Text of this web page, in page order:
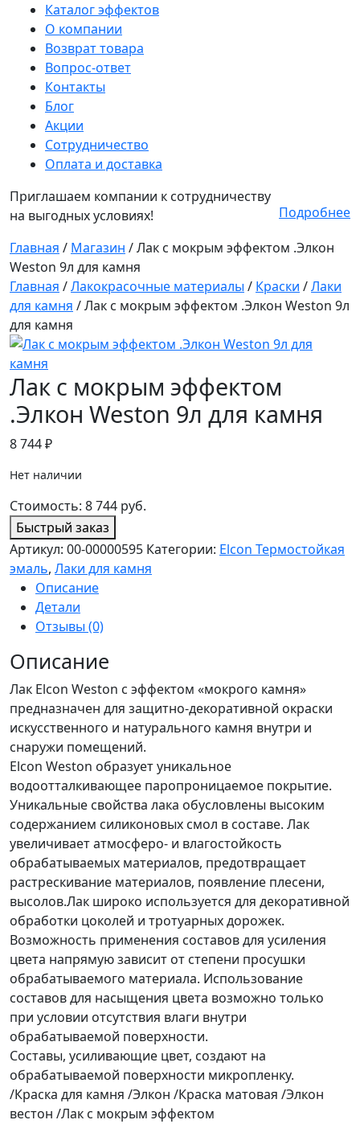
Каталог эффектов
О компании
Возврат товара
Вопрос-ответ
Контакты
Блог
Акции
Сотрудничество
Оплата и доставка
Приглашаем компании к сотрудничеству
на выгодных условиях!
Подробнее
Главная / Магазин /Лак с мокрым эффектом .Элкон
Weston 9л для камня
Главная /Лакокрасочные материалы / Краски /Лаки
для камня / Лак с мокрым эффектом .Элкон Weston 9л
для камня
Лак с мокрым эффектом
.Элкон Weston 9л для камня
8 744₽
Нет наличии
Стоимость: 8 744 руб.
Быстрый заказ
Артикул: 00-00000595 Категории: Elcon Термостойкая
эмаль, Лаки для камня
Описание
Детали
Отзывы (0)
Описание
Лак Elcon Weston с эффектом «мокрого камня»
предназначен для защитно-декоративной окраски
искусственного и натурального камня внутри и
снаружи помещений.
Elcon Weston образует уникальное
водоотталкивающее паропроницаемое покрытие.
Уникальные свойства лака обусловлены высоким
содержанием силиконовых смол в составе. Лак
увеличивает атмосферо- и влагостойкость
обрабатываемых материалов, предотвращает
растрескивание материалов, появление плесени,
высолов.Лак широко используется для декоративной
обработки цоколей и тротуарных дорожек.
Возможность применения составов для усиления
цвета напрямую зависит от степени просушки
обрабатываемого материала. Использование
составов для насыщения цвета возможно только
при условии отсутствия влаги внутри
обрабатываемой поверхности.
Составы, усиливающие цвет, создают на
обрабатываемой поверхности микропленку.
/Краска для камня /Элкон /Краска матовая /Элкон
вестон /Лак с мокрым эффектом